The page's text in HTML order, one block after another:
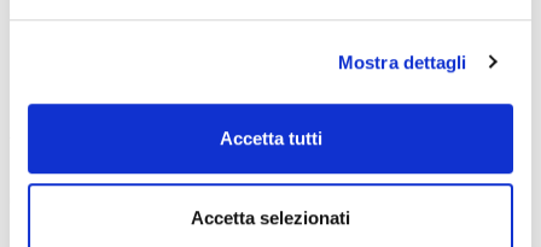
Mostra dettagli
Accetta tutti
Accetta selezionati
teorico-pratiche
Addetti alla conduzione di carrelli elevatori semoventi
con conducente a bordo